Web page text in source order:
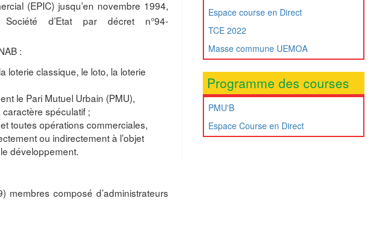
(EPIC) jusqu’en novembre 1994,
d’Etat par décret n°94-
:
loterie classique, le loto, la loterie
le Pari Mutuel Urbain (PMU),
spéculatif ;
toutes opérations commerciales,
ou indirectement à l’objet
développement.
membres composé d’administrateurs
Espace course en Direct
TCE 2022
Masse commune UEMOA
Programme des courses
PMU'B
Espace Course en Direct